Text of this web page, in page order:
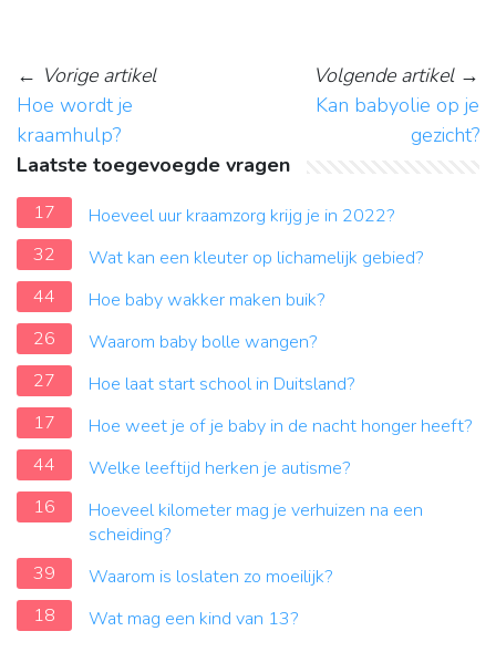
← Vorige artikel
Hoe wordt je
kraamhulp?
Volgende artikel→
Kan babyolie op je
gezicht?
Laatste toegevoegde vragen
17
Hoeveel uur kraamzorg krijg je in 2022?
32
Wat kan een kleuter op lichamelijk gebied?
44
Hoe baby wakker maken buik?
26
Waarom baby bolle wangen?
27
Hoe laat start school in Duitsland?
17
Hoe weet je of je baby in de nacht honger heeft?
44
Welke leeftijd herken je autisme?
16
Hoeveel kilometer mag je verhuizen na een
scheiding?
39
Waarom is loslaten zo moeilijk?
18
Wat mag een kind van 13?